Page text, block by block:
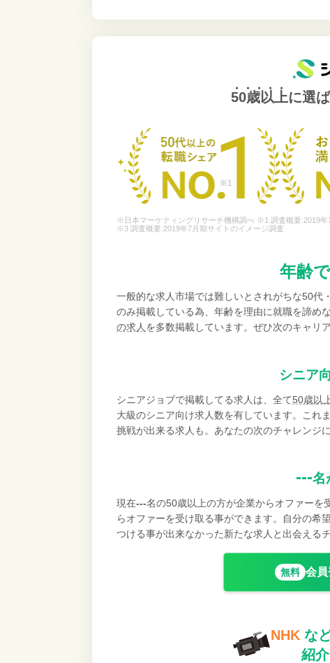
50歳以上に選
※日本マーケティングリサーチ機構調べ ※1 調査概要:2019
※3 調査概要:2019年7月期サイトのイメージ調査
年齢
一般的な求人市場では難しいとされがちな50代
のみ掲載している為、年齢を理由に就職を諦め
の求人 を多数掲載しています。ぜひ次のキャリ
シニア
シニアジョブで掲載してる求人は、全て50歳以
大級のシニア向け求人数を有しています。これ
挑戦が出来る求人も。あなたの次のチャレンジ
---名
現在---名の50歳以上の方が企業からオファーを
らオファーを受け取る事ができます。自分の希
つける事が出来なかった新たな求人と出会える
無料 会
NHK な
紹